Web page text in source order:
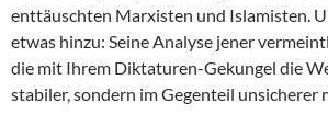
enttäuschten Marxisten und Islamisten.
etwas hinzu: Seine Analyse jener
die mit Ihrem Diktaturen-Gekungel die
stabiler, sondern im Gegenteil unsicherer